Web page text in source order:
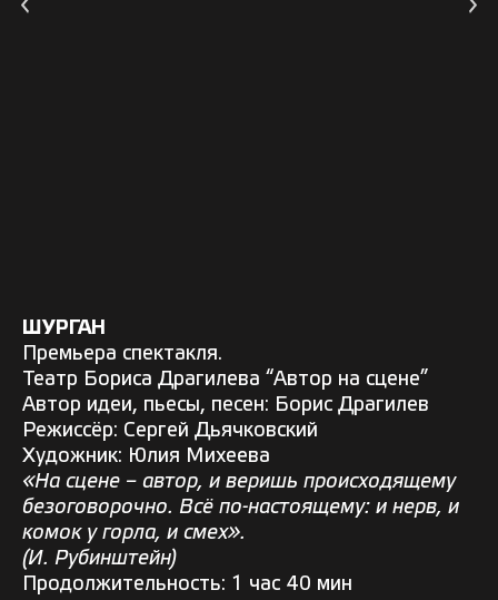
ШУРГАН
Премьера спектакля.
Театр Бориса Драгилева “Автор на сцене”
Автор идеи, пьесы, песен: Борис Драгилев
Режиссёр: Сергей Дьячковский
Художник: Юлия Михеева
«На сцене – автор, и веришь происходящему
безоговорочно. Всё по-настоящему: и нерв, и
комок у горла, и смех».
(И. Рубинштейн)
Продолжительность: 1 час 40 мин